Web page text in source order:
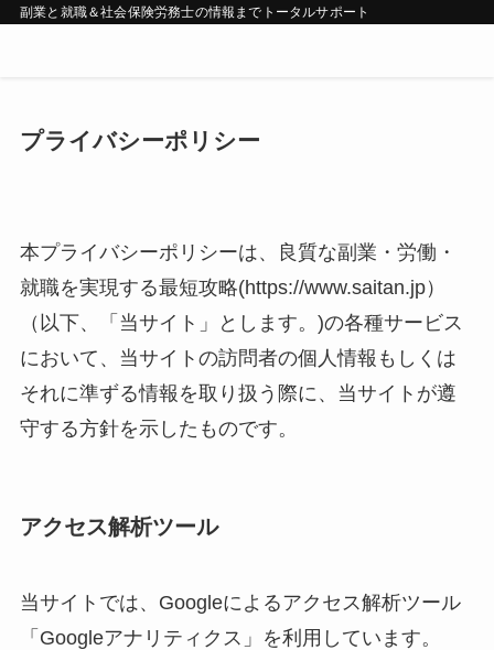
副業と就職＆社会保険労務士の情報までトータルサポート
プライバシーポリシー
本プライバシーポリシーは、良質な副業・労働・
就職を実現する最短攻略(https://www.saitan.jp）
（以下、「当サイト」とします。)の各種サービス
において、当サイトの訪問者の個人情報もしくは
それに準ずる情報を取り扱う際に、当サイトが遵
守する方針を示したものです。
アクセス解析ツール
当サイトでは、Googleによるアクセス解析ツール
「Googleアナリティクス」を利用しています。